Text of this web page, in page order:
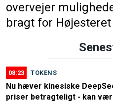
overvejer
bragt for Højesteret
08:23 TOKENS
Nu hæver kinesiske
priser betragteligt - kan